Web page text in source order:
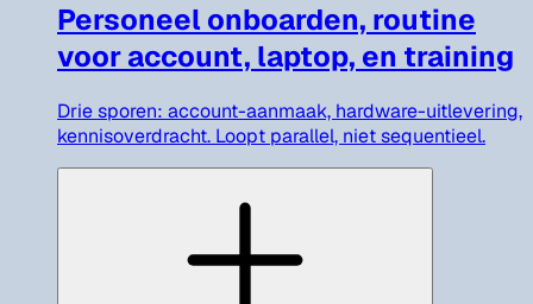
Personeel onboarden, routine
voor account, laptop, en training
Drie sporen: account-aanmaak, hardware-uitlevering,
kennisoverdracht. Loopt parallel, niet sequentieel.